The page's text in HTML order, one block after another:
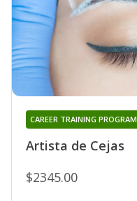
Artista de Cejas
CAREER TRAINING PROGRAM
$2345.00